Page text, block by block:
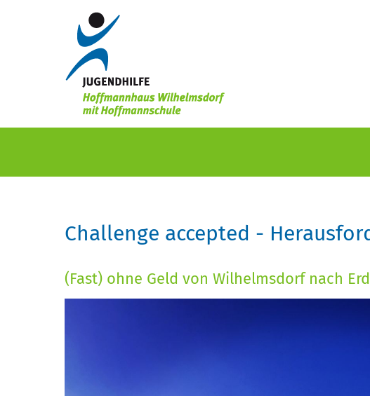
Challenge accepted -
(Fast) ohne Geld von Wilhelmsdorf nach